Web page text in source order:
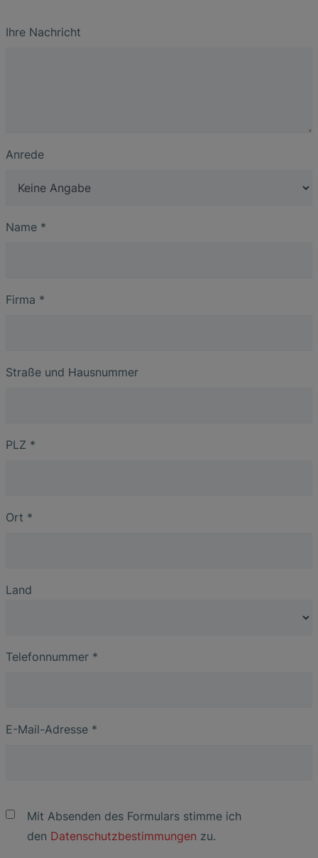
Ihre Nachricht
Anrede
Name *
Firma *
Straße und Hausnummer
PLZ *
Ort *
Land
Telefonnummer *
E-Mail-Adresse *
Mit Absenden des Formulars stimme ich
den Datenschutzbestimmungen zu.